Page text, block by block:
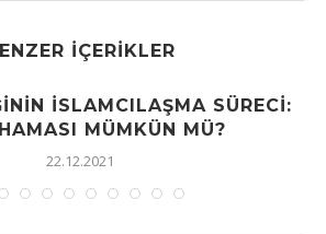
İÇERIKLER
İSLAMCILAŞMA SÜRECI:
MÜMKÜN MÜ?
22.12.2021